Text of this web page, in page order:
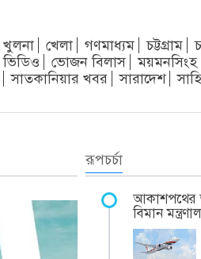
খুলনা খেলা গণমাধ্যম চট্টগ্রাম
ভিডিও ভোজন বিলাস ময়মনসিংহ
সাতকানিয়ার খবর সারাদেশ
রূপচর্চা
আকাশপথের
বিমান